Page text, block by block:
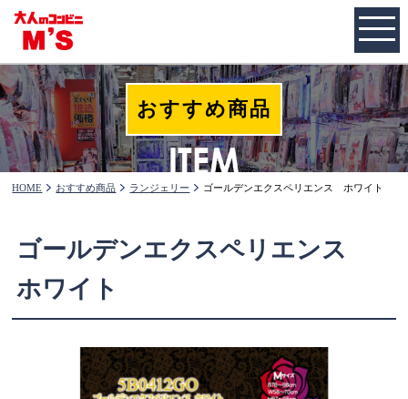
おすすめ商品
HOME おすすめ商品 ランジェリー ゴールデンエクスペリエンス ホワイト
ゴールデンエクスペリエンス
ホワイト